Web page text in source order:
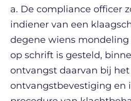
a. De compliance officer
indiener van een
degene wiens
op schrift is gesteld,
ontvangst daarvan bij
ontvangstbevestiging en